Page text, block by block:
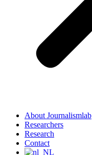
About Journalismlab
Researchers
Research
Contact